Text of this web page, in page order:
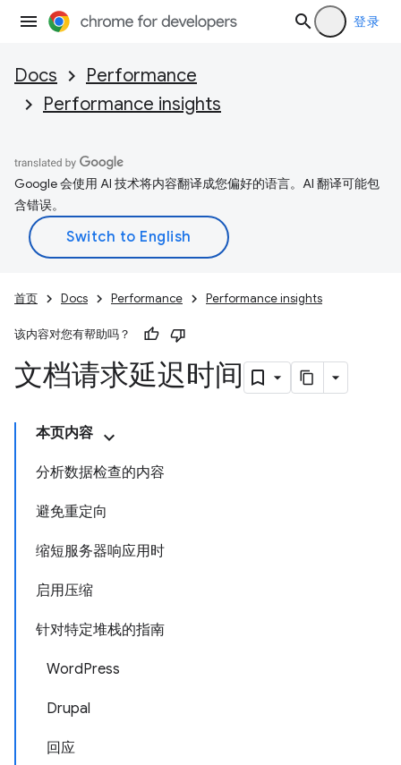
登录
Docs
Performance
Performance insights
Google 会使用 AI 技术将内容翻译成您偏好的语言。AI 翻译可能包
含错误。
首页 Docs Performance Performance insights
该内容对您有帮助吗？
文档请求延迟时间
本页内容
分析数据检查的内容
避免重定向
缩短服务器响应用时
启用压缩
针对特定堆栈的指南
WordPress
Drupal
回应